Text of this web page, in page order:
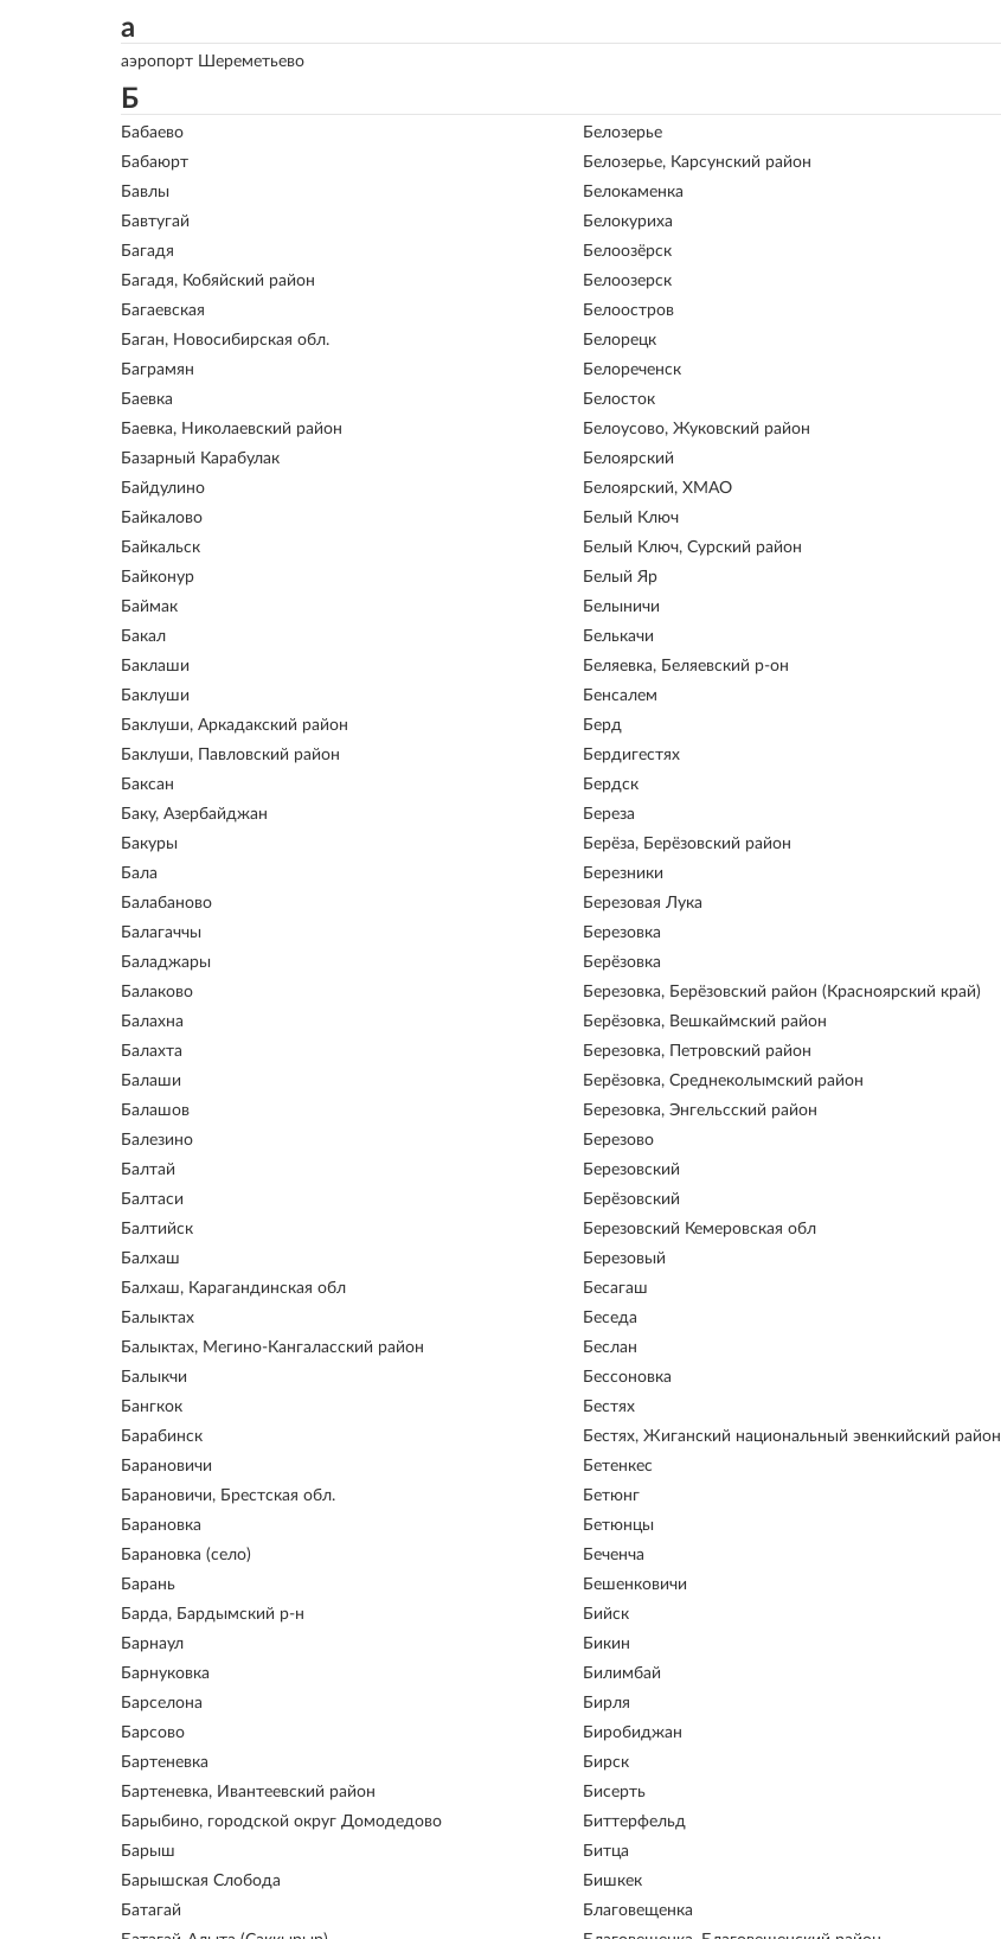
а
аэропорт Шереметьево
Б
Бабаево
Бабаюрт
Бавлы
Бавтугай
Багадя
Багадя, Кобяйский район
Багаевская
Баган, Новосибирская обл.
Баграмян
Баевка
Баевка, Николаевский район
Базарный Карабулак
Байдулино
Байкалово
Байкальск
Байконур
Баймак
Бакал
Баклаши
Баклуши
Баклуши, Аркадакский район
Баклуши, Павловский район
Баксан
Баку, Азербайджан
Бакуры
Бала
Балабаново
Балагаччы
Баладжары
Балаково
Балахна
Балахта
Балаши
Балашов
Балезино
Балтай
Балтаси
Балтийск
Балхаш
Балхаш, Карагандинская обл
Балыктах
Балыктах, Мегино-Кангаласский район
Балыкчи
Бангкок
Барабинск
Барановичи
Барановичи, Брестская обл.
Барановка
Барановка (село)
Барань
Барда, Бардымский р-н
Барнаул
Барнуковка
Барселона
Барсово
Бартеневка
Бартеневка, Ивантеевский район
Барыбино, городской округ Домодедово
Барыш
Барышская Слобода
Батагай
Белозерье
Белозерье, Карсунский район
Белокаменка
Белокуриха
Белоозёрск
Белоозерск
Белоостров
Белорецк
Белореченск
Белосток
Белоусово, Жуковский район
Белоярский
Белоярский, ХМАО
Белый Ключ
Белый Ключ, Сурский район
Белый Яр
Белыничи
Белькачи
Беляевка, Беляевский р-он
Бенсалем
Берд
Бердигестях
Бердск
Береза
Берёза, Берёзовский район
Березники
Березовая Лука
Березовка
Берёзовка
Березовка, Берёзовский район (Красноярский край)
Берёзовка, Вешкаймский район
Березовка, Петровский район
Берёзовка, Среднеколымский район
Березовка, Энгельсский район
Березово
Березовский
Берёзовский
Березовский Кемеровская обл
Березовый
Бесагаш
Беседа
Беслан
Бессоновка
Бестях
Бестях, Жиганский национальный эвенкийский район
Бетенкес
Бетюнг
Бетюнцы
Беченча
Бешенковичи
Бийск
Бикин
Билимбай
Бирля
Биробиджан
Бирск
Бисерть
Биттерфельд
Битца
Бишкек
Благовещенка